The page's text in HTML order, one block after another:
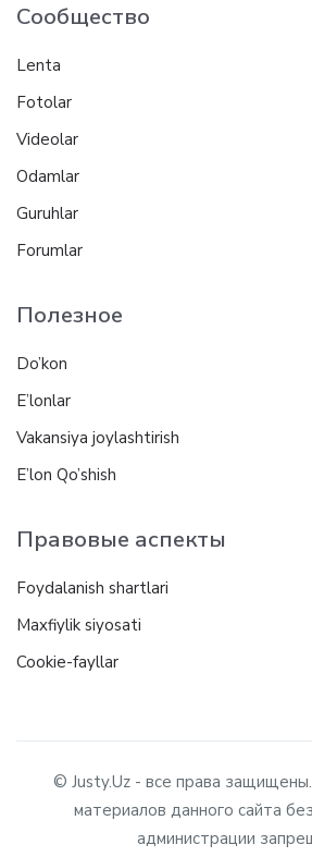
Сообщество
Lenta
Fotolar
Videolar
Odamlar
Guruhlar
Forumlar
Полезное
Do’kon
E’lonlar
Vakansiya joylashtirish
E’lon Qo’shish
Правовые аспекты
Foydalanish shartlari
Maxfiylik siyosati
Cookie-fayllar
© Justy.Uz - все права
материалов данного сайта
администрации